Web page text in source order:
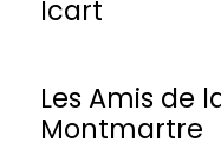
Icart
Les Amis de
Montmartre